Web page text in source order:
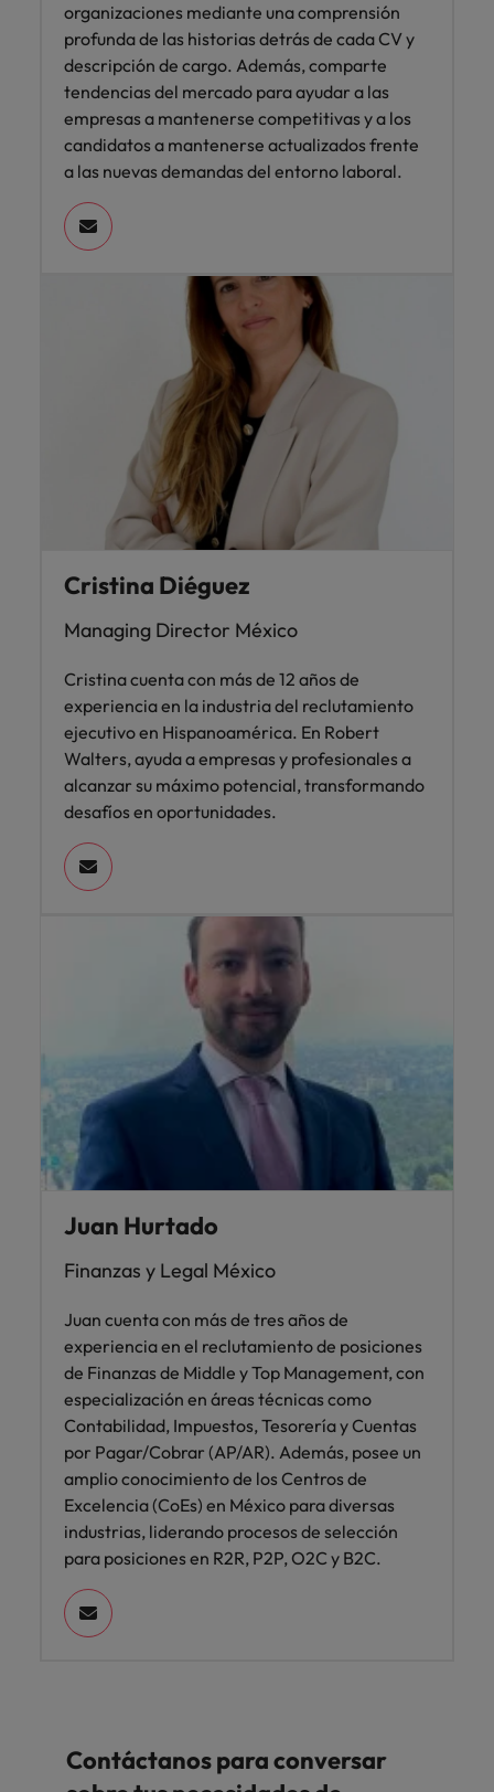
organizaciones mediante una comprensión
profunda de las historias detrás de cada CV y
descripción de cargo. Además, comparte
tendencias del mercado para ayudar a las
empresas a mantenerse competitivas y a los
candidatos a mantenerse actualizados frente
a las nuevas demandas del entorno laboral.
Cristina Diéguez
Managing Director México
Cristina cuenta con más de 12 años de
experiencia en la industria del reclutamiento
ejecutivo en Hispanoamérica. En Robert
Walters, ayuda a empresas y profesionales a
alcanzar su máximo potencial, transformando
desafíos en oportunidades.
Juan Hurtado
Finanzas y Legal México
Juan cuenta con más de tres años de
experiencia en el reclutamiento de posiciones
de Finanzas de Middle y Top Management, con
especialización en áreas técnicas como
Contabilidad, Impuestos, Tesorería y Cuentas
por Pagar/Cobrar (AP/AR). Además, posee un
amplio conocimiento de los Centros de
Excelencia (CoEs) en México para diversas
industrias, liderando procesos de selección
para posiciones en R2R, P2P, O2C y B2C.
Contáctanos para conversar